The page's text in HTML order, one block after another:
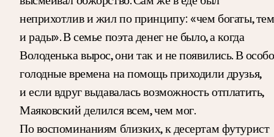
неприхотлив и жил по принципу: «чем богаты, тем
и рады». В семье поэта денег не было, а когда
Володенька вырос, они так и не появились. В особо
голодные времена на помощь приходили друзья,
и если вдруг выдавалась возможность отплатить,
Маяковский делился всем, чем мог.
По воспоминаниям близких, к десертам футурист